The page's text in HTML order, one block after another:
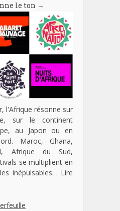
le ton →
l'Afrique résonne sur
sur le continent
au Japon ou en
Maroc, Ghana,
Afrique du Sud,
se multiplient en
inépuisables… Lire